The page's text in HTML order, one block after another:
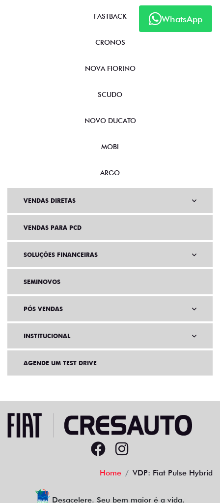
WhatsApp
FASTBACK
CRONOS
NOVA FIORINO
SCUDO
NOVO DUCATO
MOBI
ARGO
VENDAS DIRETAS
VENDAS PARA PCD
SOLUÇÕES FINANCEIRAS
SEMINOVOS
PÓS VENDAS
INSTITUCIONAL
AGENDE UM TEST DRIVE
Home VDP: Fiat Pulse Hybrid
Desacelere. Seu bem maior é a vida.